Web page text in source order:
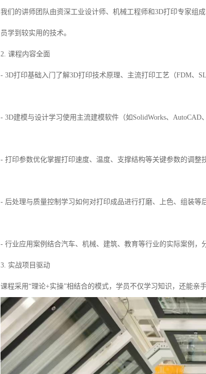
我们的讲师团队由资深工业设计师、机械工程师和3D打印专家组
员学到较实用的技术。
2. 课程内容全面
- 3D打印基础入门了解3D打印技术原理、主流打印工艺（FDM、
- 3D建模与设计学习使用主流建模软件（如SolidWorks、AutoCAD
- 打印参数优化掌握打印速度、温度、支撑结构等关键参数的调整
- 后处理与质量控制学习如何对打印成品进行打磨、上色、组装等
- 行业应用案例结合汽车、机械、建筑、教育等行业的实际案例，
3. 实战项目驱动
课程采用“理论+实操”相结合的模式，学员不仅学习知识，还能亲